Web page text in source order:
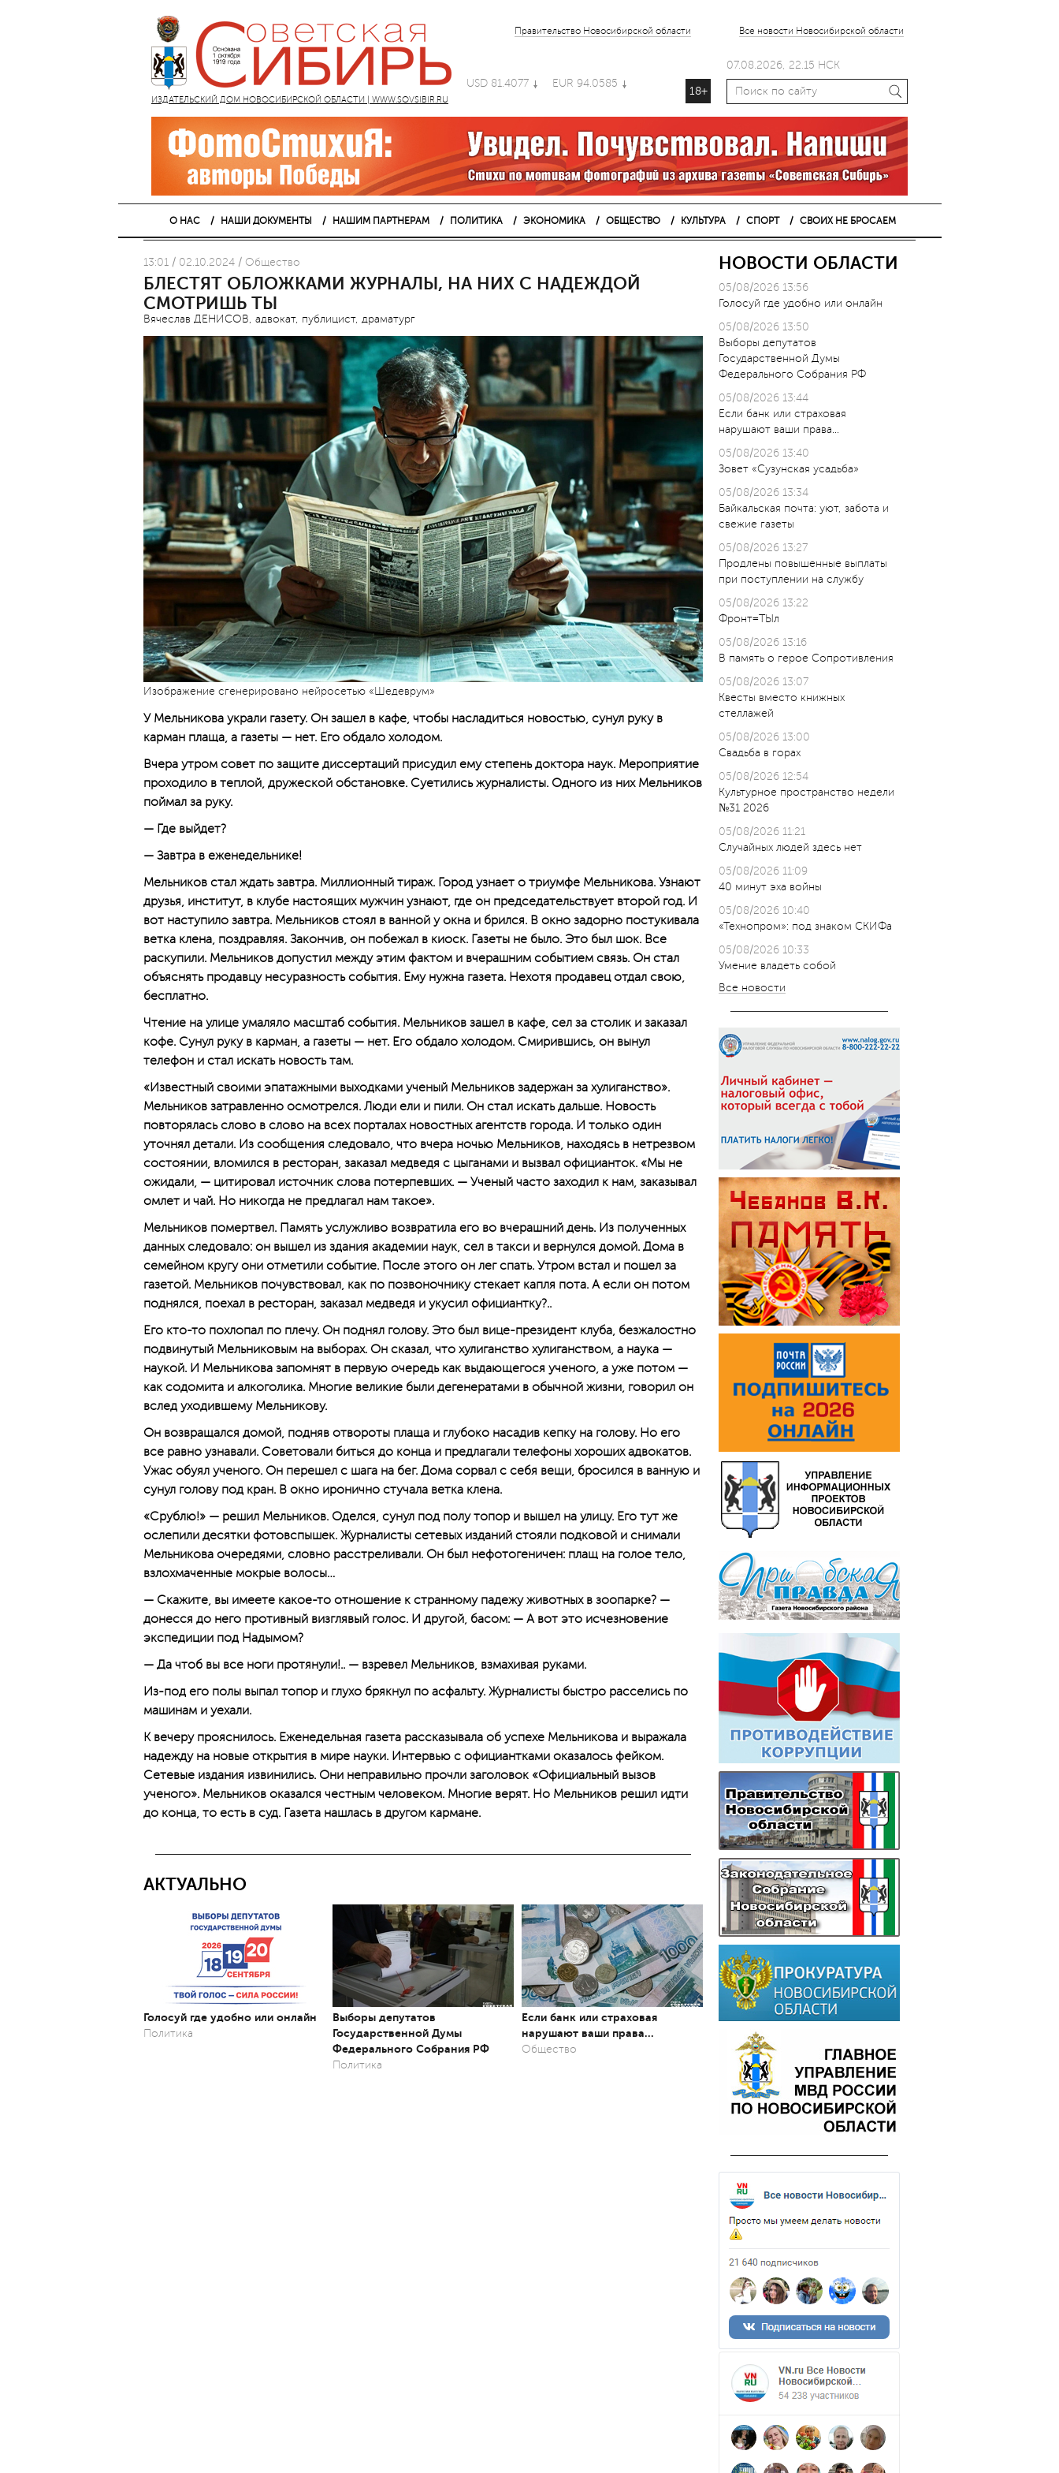
ИЗДАТЕЛЬСКИЙ ДОМ НОВОСИБИРСКОЙ ОБЛАСТИ | WWW.SOVSIBIR.RU
Правительство Новосибирской области Все новости Новосибирской области
USD 81.4077 EUR 94.0585
18+
07.08.2026, 22.15 НСК
О НАС НАШИ ДОКУМЕНТЫ НАШИМ ПАРТНЕРАМ ПОЛИТИКА ЭКОНОМИКА ОБЩЕСТВО КУЛЬТУРА СПОРТ СВОИХ НЕ БРОСАЕМ
13:01 / 02.10.2024 / Общество
БЛЕСТЯТ ОБЛОЖКАМИ ЖУРНАЛЫ, НА НИХ С НАДЕЖДОЙ
СМОТРИШЬ ТЫ
Вячеслав ДЕНИСОВ, адвокат, публицист, драматург
Изображение сгенерировано нейросетью «Шедеврум»
У Мельникова украли газету. Он зашел в кафе, чтобы насладиться новостью, сунул руку в
карман плаща, а газеты — нет. Его обдало холодом.
Вчера утром совет по защите диссертаций присудил ему степень доктора наук. Мероприятие
проходило в теплой, дружеской обстановке. Суетились журналисты. Одного из них Мельников
поймал за руку.
— Где выйдет?
— Завтра в еженедельнике!
Мельников стал ждать завтра. Миллионный тираж. Город узнает о триумфе Мельникова. Узнают
друзья, институт, в клубе настоящих мужчин узнают, где он председательствует второй год. И
вот наступило завтра. Мельников стоял в ванной у окна и брился. В окно задорно постукивала
ветка клена, поздравляя. Закончив, он побежал в киоск. Газеты не было. Это был шок. Все
раскупили. Мельников допустил между этим фактом и вчерашним событием связь. Он стал
объяснять продавцу несуразность события. Ему нужна газета. Нехотя продавец отдал свою,
бесплатно.
Чтение на улице умаляло масштаб события. Мельников зашел в кафе, сел за столик и заказал
кофе. Сунул руку в карман, а газеты — нет. Его обдало холодом. Смирившись, он вынул
телефон и стал искать новость там.
«Известный своими эпатажными выходками ученый Мельников задержан за хулиганство».
Мельников затравленно осмотрелся. Люди ели и пили. Он стал искать дальше. Новость
повторялась слово в слово на всех порталах новостных агентств города. И только один
уточнял детали. Из сообщения следовало, что вчера ночью Мельников, находясь в нетрезвом
состоянии, вломился в ресторан, заказал медведя с цыганами и вызвал официанток. «Мы не
ожидали, — цитировал источник слова потерпевших. — Ученый часто заходил к нам, заказывал
омлет и чай. Но никогда не предлагал нам такое».
Мельников помертвел. Память услужливо возвратила его во вчерашний день. Из полученных
данных следовало: он вышел из здания академии наук, сел в такси и вернулся домой. Дома в
семейном кругу они отметили событие. После этого он лег спать. Утром встал и пошел за
газетой. Мельников почувствовал, как по позвоночнику стекает капля пота. А если он потом
поднялся, поехал в ресторан, заказал медведя и укусил официантку?..
Его кто-то похлопал по плечу. Он поднял голову. Это был вице-президент клуба, безжалостно
подвинутый Мельниковым на выборах. Он сказал, что хулиганство хулиганством, а наука —
наукой. И Мельникова запомнят в первую очередь как выдающегося ученого, а уже потом —
как содомита и алкоголика. Многие великие были дегенератами в обычной жизни, говорил он
вслед уходившему Мельникову.
Он возвращался домой, подняв отвороты плаща и глубоко насадив кепку на голову. Но его
все равно узнавали. Советовали биться до конца и предлагали телефоны хороших адвокатов.
Ужас обуял ученого. Он перешел с шага на бег. Дома сорвал с себя вещи, бросился в ванную и
сунул голову под кран. В окно иронично стучала ветка клена.
«Срублю!» — решил Мельников. Оделся, сунул под полу топор и вышел на улицу. Его тут же
ослепили десятки фотовспышек. Журналисты сетевых изданий стояли подковой и снимали
Мельникова очередями, словно расстреливали. Он был нефотогеничен: плащ на голое тело,
взлохмаченные мокрые волосы…
— Скажите, вы имеете какое-то отношение к странному падежу животных в зоопарке? —
донесся до него противный визглявый голос. И другой, басом: — А вот это исчезновение
экспедиции под Надымом?
— Да чтоб вы все ноги протянули!.. — взревел Мельников, взмахивая руками.
Из-под его полы выпал топор и глухо брякнул по асфальту. Журналисты быстро расселись по
машинам и уехали.
К вечеру прояснилось. Еженедельная газета рассказывала об успехе Мельникова и выражала
надежду на новые открытия в мире науки. Интервью с официантками оказалось фейком.
Сетевые издания извинились. Они неправильно прочли заголовок «Официальный вызов
ученого». Мельников оказался честным человеком. Многие верят. Но Мельников решил идти
до конца, то есть в суд. Газета нашлась в другом кармане.
АКТУАЛЬНО
Голосуй где удобно или онлайн
Политика
Выборы депутатов
Государственной Думы
Федерального Собрания РФ
Политика
Если банк или страховая
нарушают ваши права…
Общество
НОВОСТИ ОБЛАСТИ
05/08/2026 13:56
Голосуй где удобно или онлайн
05/08/2026 13:50
Выборы депутатов
Государственной Думы
Федерального Собрания РФ
05/08/2026 13:44
Если банк или страховая
нарушают ваши права…
05/08/2026 13:40
Зовет «Сузунская усадьба»
05/08/2026 13:34
Байкальская почта: уют, забота и
свежие газеты
05/08/2026 13:27
Продлены повышенные выплаты
при поступлении на службу
05/08/2026 13:22
Фронт=ТЫл
05/08/2026 13:16
В память о герое Сопротивления
05/08/2026 13:07
Квесты вместо книжных
стеллажей
05/08/2026 13:00
Свадьба в горах
05/08/2026 12:54
Культурное пространство недели
№31 2026
05/08/2026 11:21
Случайных людей здесь нет
05/08/2026 11:09
40 минут эха войны
05/08/2026 10:40
«Технопром»: под знаком СКИФа
05/08/2026 10:33
Умение владеть собой
Все новости